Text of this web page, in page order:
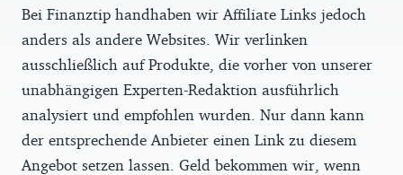
Bei Finanztip handhaben wir Affiliate Links jedoch
anders als andere Websites. Wir verlinken
ausschließlich auf Produkte, die vorher von unserer
unabhängigen Experten-Redaktion ausführlich
analysiert und empfohlen wurden. Nur dann kann
der entsprechende Anbieter einen Link zu diesem
Angebot setzen lassen. Geld bekommen wir, wenn